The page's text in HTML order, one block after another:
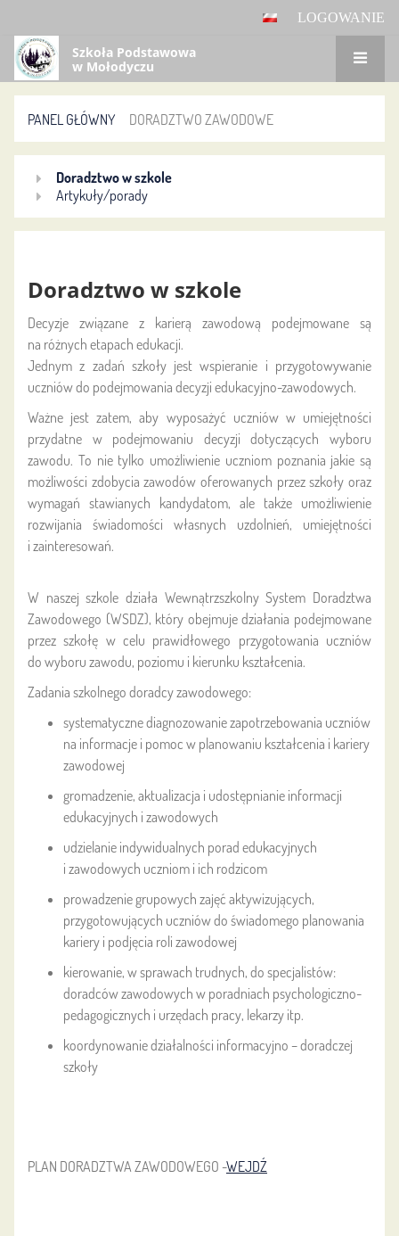
LOGOWANIE
Szkoła Podstawowa
w Mołodyczu
PANEL GŁÓWNY DORADZTWO ZAWODOWE
Doradztwo
zawodowe
Doradztwo w szkole
Artykuły/porady
Doradztwo w szkole
Decyzje związane z karierą zawodową podejmowane są
na różnych etapach edukacji.
Jednym z zadań szkoły jest wspieranie i przygotowywanie
uczniów do podejmowania decyzji edukacyjno-zawodowych.
Ważne jest zatem, aby wyposażyć uczniów w umiejętności
przydatne w podejmowaniu decyzji dotyczących wyboru
zawodu. To nie tylko umożliwienie uczniom poznania jakie są
możliwości zdobycia zawodów oferowanych przez szkoły oraz
wymagań stawianych kandydatom, ale także umożliwienie
rozwijania świadomości własnych uzdolnień, umiejętności
i zainteresowań.
W naszej szkole działa Wewnątrzszkolny System Doradztwa
Zawodowego (WSDZ), który obejmuje działania podejmowane
przez szkołę w celu prawidłowego przygotowania uczniów
do wyboru zawodu, poziomu i kierunku kształcenia.
Zadania szkolnego doradcy zawodowego:
systematyczne diagnozowanie zapotrzebowania uczniów
na informacje i pomoc w planowaniu kształcenia i kariery
zawodowej
gromadzenie, aktualizacja i udostępnianie informacji
edukacyjnych i zawodowych
udzielanie indywidualnych porad edukacyjnych
i zawodowych uczniom i ich rodzicom
prowadzenie grupowych zajęć aktywizujących,
przygotowujących uczniów do świadomego planowania
kariery i podjęcia roli zawodowej
kierowanie, w sprawach trudnych, do specjalistów:
doradców zawodowych w poradniach psychologiczno-
pedagogicznych i urzędach pracy, lekarzy itp.
koordynowanie działalności informacyjno – doradczej
szkoły
PLAN DORADZTWA ZAWODOWEGO -WEJDŹ